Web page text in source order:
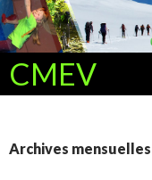
CMEV
Recherche
ALLER AU CONTENU
Archives